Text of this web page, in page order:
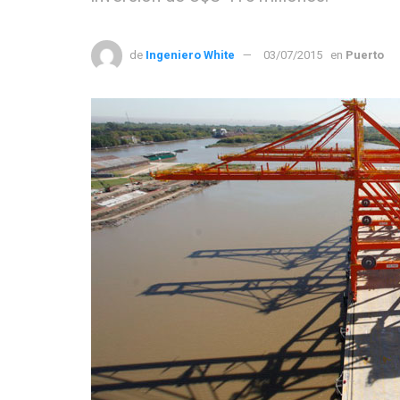
de Ingeniero White 03/07/2015 en Puerto